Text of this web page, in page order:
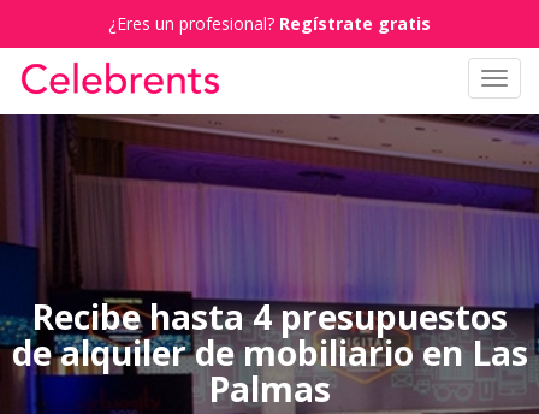
¿Eres un profesional? Regístrate gratis
Recibe hasta 4 presupuestos
de alquiler de mobiliario en Las
Palmas